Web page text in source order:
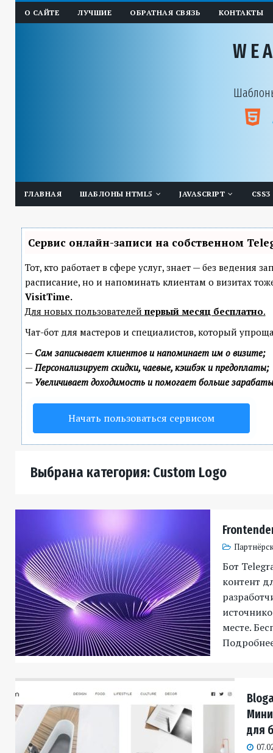
О САЙТЕ ЛУЧШИЕ ОБРАТНАЯ СВЯЗЬ КОНТАКТЫ
ГЛАВНАЯ ШАБЛОНЫ HTML5 JAVASCRIPT CSS3
Сервис онлайн-записи на собственном
Тот, кто работает в сфере услуг, знает — без ведения
расписание, но и напоминать клиентам о визитах
VisitTime.
Для новых пользователей первый месяц бесплатно.
Чат-бот для мастеров и специалистов, который
— Сам записывает клиентов и напоминает им о визите;
—Персонализирует скидки, чаевые, кэшбэк и предоплаты;
— Увеличивает доходимость и помогает больше
Начать пользоваться сервисом
Выбрана категория: Custom Logo
Бот
контент
месте.
для